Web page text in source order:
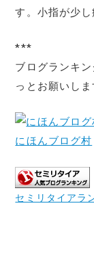
す。小指が少し
***
ブログランキ
っとお願いしま
にほんブログ村
セミリタイアラ